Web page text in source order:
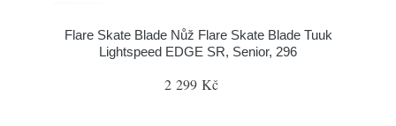
Flare Skate Blade Nůž Flare Skate Blade Tuuk
Lightspeed EDGE SR, Senior, 296
2 299 Kč